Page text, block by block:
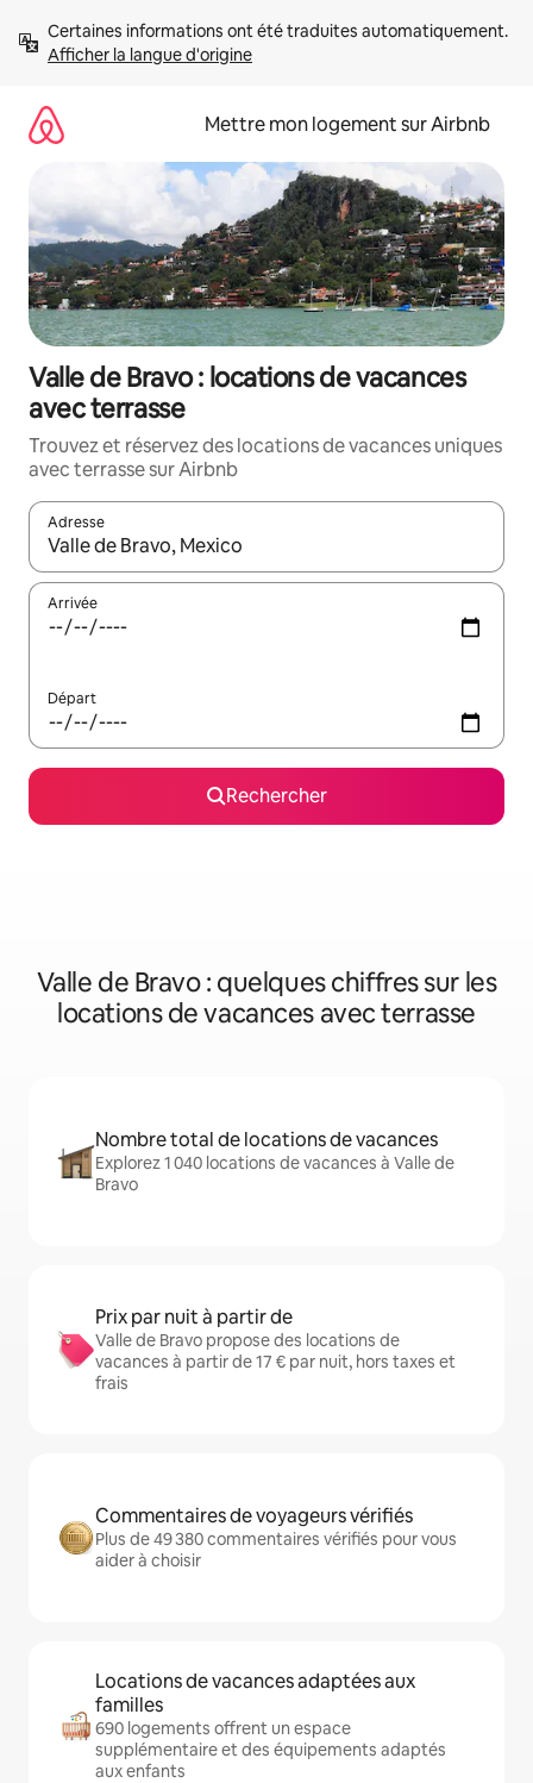
directement
Afficher la langue d'origine
Mettre mon logement sur Airbnb
Valle de Bravo : locations de vacances
avec terrasse
Trouvez et réservez des locations de vacances uniques
avec terrasse sur Airbnb
Adresse
Lorsque les résultats s'affichent, utilisez les flèches vers le
Arrivée
Départ
Rechercher
Valle de Bravo : quelques chiffres sur les
locations de vacances avec terrasse
Nombre total de locations de vacances
Explorez 1 040 locations de vacances à Valle de
Bravo
Prix par nuit à partir de
Valle de Bravo propose des locations de
vacances à partir de 17 € par nuit, hors taxes et
frais
Commentaires de voyageurs vérifiés
Plus de 49 380 commentaires vérifiés pour vous
aider à choisir
Locations de vacances adaptées aux
familles
690 logements offrent un espace
supplémentaire et des équipements adaptés
aux enfants